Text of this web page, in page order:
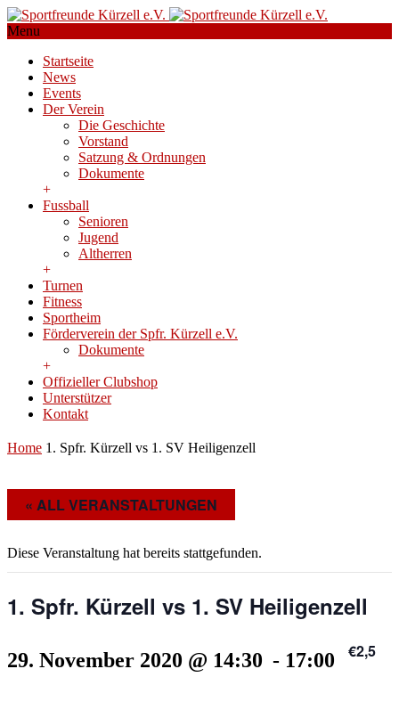
Menu
Startseite
News
Events
Der Verein
Die Geschichte
Vorstand
Satzung & Ordnungen
Dokumente
+
Fussball
Senioren
Jugend
Altherren
+
Turnen
Fitness
Sportheim
Förderverein der Spfr. Kürzell e.V.
Dokumente
+
Offizieller Clubshop
Unterstützer
Kontakt
Home 1. Spfr. Kürzell vs 1. SV Heiligenzell
« ALL VERANSTALTUNGEN
Diese Veranstaltung hat bereits stattgefunden.
1. Spfr. Kürzell vs 1. SV Heiligenzell
29. November 2020 @ 14:30 - 17:00 €2,5